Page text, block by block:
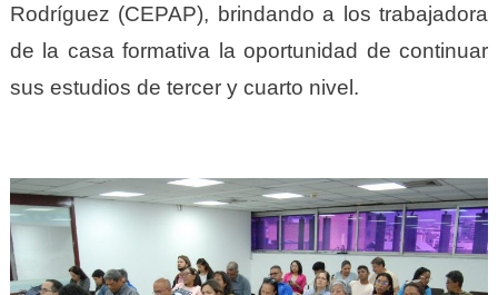
Rodríguez (CEPAP), brindando a los trabajadora
de la casa formativa la oportunidad de continuar
sus estudios de tercer y cuarto nivel.